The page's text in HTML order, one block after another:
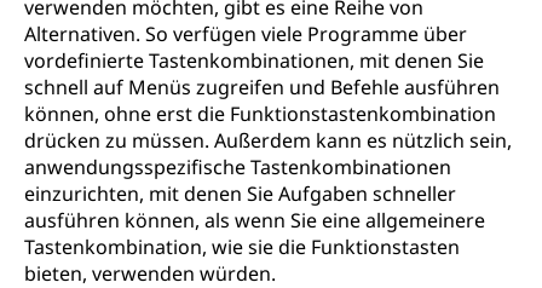
verwenden möchten, gibt es eine Reihe von
Alternativen. So verfügen viele Programme über
vordefinierte Tastenkombinationen, mit denen Sie
schnell auf Menüs zugreifen und Befehle ausführen
können, ohne erst die Funktionstastenkombination
drücken zu müssen. Außerdem kann es nützlich sein,
anwendungsspezifische Tastenkombinationen
einzurichten, mit denen Sie Aufgaben schneller
ausführen können, als wenn Sie eine allgemeinere
Tastenkombination, wie sie die Funktionstasten
bieten, verwenden würden.